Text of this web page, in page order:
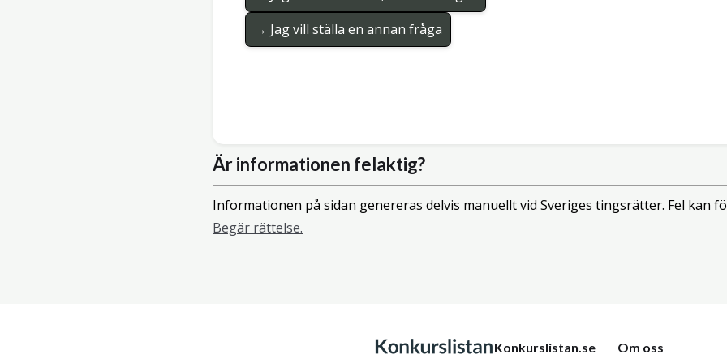
→ Jag vill ställa en annan fråga
Är informationen felaktig?
Informationen på sidan genereras delvis manuellt vid Sveriges tingsrätter. Fel kan
Begär rättelse.
Konkurslistan.se
Om oss